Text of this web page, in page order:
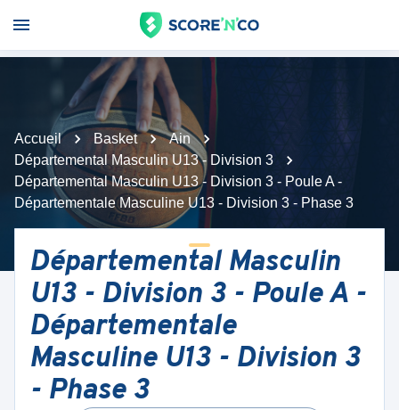
Accueil Basket
Ain
Départemental Masculin U13 - Division 3
Départemental Masculin U13 - Division 3 - Poule A -
Départementale Masculine U13 - Division 3 - Phase 3
Départemental Masculin
U13 - Division 3 - Poule A -
Départementale
Masculine U13 - Division 3
- Phase 3